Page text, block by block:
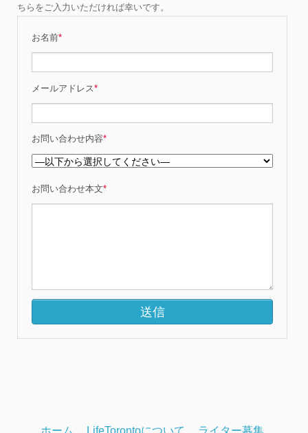
ちらをご入力いただければ幸いです。
お名前*
メールアドレス*
お問い合わせ内容*
お問い合わせ本文*